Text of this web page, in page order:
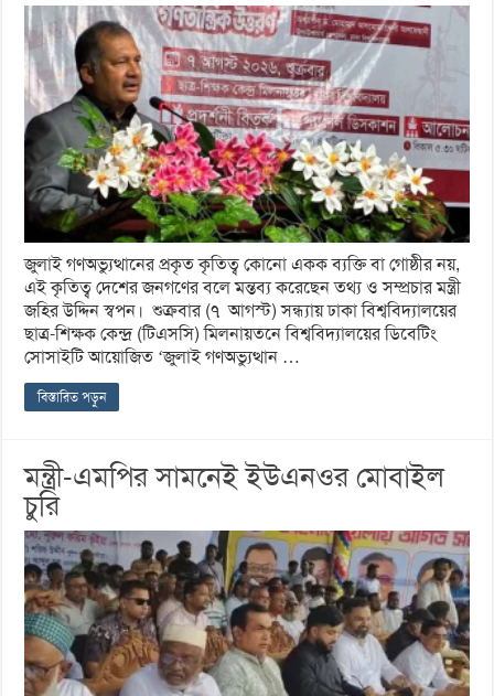
জুলাই গণঅভ্যুত্থানের প্রকৃত কৃতিত্ব কোনো একক ব্যক্তি বা গোষ্ঠীর নয়,
এই কৃতিত্ব দেশের জনগণের বলে মন্তব্য করেছেন তথ্য ও সম্প্রচার মন্ত্রী
জহির উদ্দিন স্বপন। শুক্রবার (৭ আগস্ট) সন্ধ্যায় ঢাকা বিশ্ববিদ্যালয়ের
ছাত্র-শিক্ষক কেন্দ্র (টিএসসি) মিলনায়তনে বিশ্ববিদ্যালয়ের ডিবেটিং
সোসাইটি আয়োজিত ‘জুলাই গণঅভ্যুত্থান …
বিস্তারিত পড়ুন
মন্ত্রী-এমপির সামনেই ইউএনওর মোবাইল
চুরি